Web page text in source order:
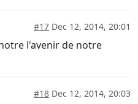
#17 Dec 12, 2014, 20:01
l'avenir de notre
#18 Dec 12, 2014, 20:03